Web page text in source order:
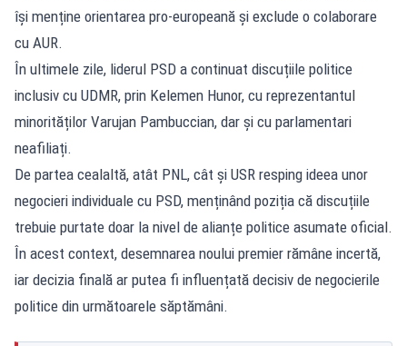
își menține orientarea pro-europeană și exclude o colaborare
cu AUR.
În ultimele zile, liderul PSD a continuat discuțiile politice
inclusiv cu UDMR, prin Kelemen Hunor, cu reprezentantul
minorităților Varujan Pambuccian, dar și cu parlamentari
neafiliați.
De partea cealaltă, atât PNL, cât și USR resping ideea unor
negocieri individuale cu PSD, menținând poziția că discuțiile
trebuie purtate doar la nivel de alianțe politice asumate oficial.
În acest context, desemnarea noului premier rămâne incertă,
iar decizia finală ar putea fi influențată decisiv de negocierile
politice din următoarele săptămâni.